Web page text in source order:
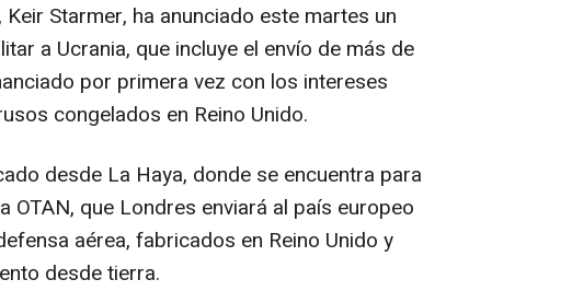
Starmer, ha anunciado este martes un
a Ucrania, que incluye el envío de más de
por primera vez con los intereses
congelados en Reino Unido.
desde La Haya, donde se encuentra para
OTAN, que Londres enviará al país europeo
aérea, fabricados en Reino Unido y
desde tierra.